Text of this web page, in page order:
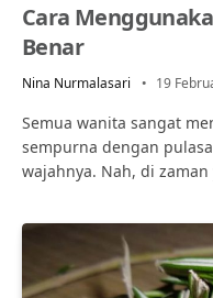
Cara
Benar
Nina Nurmalasari 19
Semua wanita sangat
sempurna dengan
wajahnya. Nah, di